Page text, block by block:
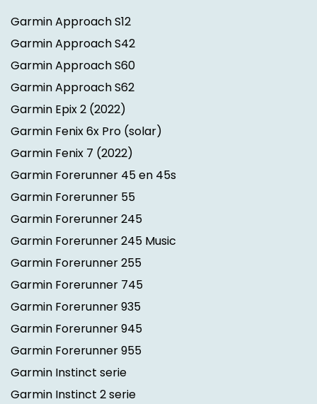
Garmin Approach S12
Garmin Approach S42
Garmin Approach S60
Garmin Approach S62
Garmin Epix 2 (2022)
Garmin Fenix 6x Pro (solar)
Garmin Fenix 7 (2022)
Garmin Forerunner 45 en 45s
Garmin Forerunner 55
Garmin Forerunner 245
Garmin Forerunner 245 Music
Garmin Forerunner 255
Garmin Forerunner 745
Garmin Forerunner 935
Garmin Forerunner 945
Garmin Forerunner 955
Garmin Instinct serie
Garmin Instinct 2 serie